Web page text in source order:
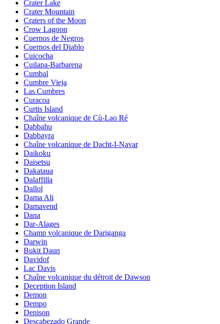
Crater Lake
Crater Mountain
Craters of the Moon
Crow Lagoon
Cuernos de Negros
Cuernos del Diablo
Cuicocha
Cuilapa-Barbarena
Cumbal
Cumbre Vieja
Las Cumbres
Curacoa
Curtis Island
Chaîne volcanique de Cù-Lao Ré
Dabbahu
Dabbayra
Chaîne volcanique de Dacht-I-Navar
Daikoku
Daisetsu
Dakataua
Dalaffilla
Dallol
Dama Ali
Damavend
Dana
Dar-Alages
Champ volcanique de Dariganga
Darwin
Bukit Daun
Davidof
Lac Davis
Chaîne volcanique du détroit de Dawson
Deception Island
Demon
Dempo
Denison
Descabezado Grande